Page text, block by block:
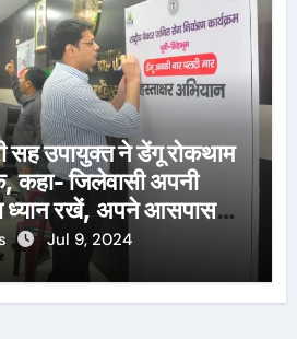
सह उपायुक्त ने डेंगू रोकथाम
कहा- जिलेवासी अपनी
ध्यान रखें, अपने आसपास
Jul 9, 2024